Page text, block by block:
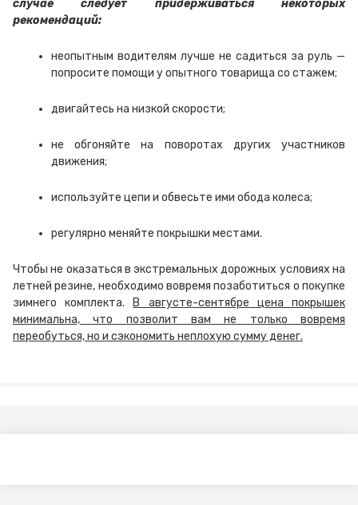
случае следует придерживаться некоторых
рекомендаций:
неопытным водителям лучше не садиться за руль —
попросите помощи у опытного товарища со стажем;
двигайтесь на низкой скорости;
не обгоняйте на поворотах других участников
движения;
используйте цепи и обвесьте ими обода колеса;
регулярно меняйте покрышки местами.
Чтобы не оказаться в экстремальных дорожных условиях на
летней резине, необходимо вовремя позаботиться о покупке
зимнего комплекта. В августе-сентябре цена покрышек
минимальна, что позволит вам не только вовремя
переобуться, но и сэкономить неплохую сумму денег.